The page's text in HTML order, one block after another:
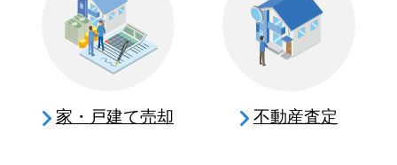
家・戸建て売却 不動産査定